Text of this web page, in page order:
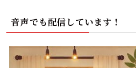
音声でも配信しています！